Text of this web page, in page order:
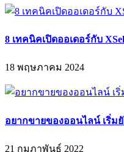
8 เทคนิคเปิดออเดอร์กับ
18 พฤษภาคม 2024
อยากขายของออนไลน์ เริ่มยั
21 กุมภาพันธ์ 2022